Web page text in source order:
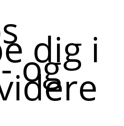
dig i
og